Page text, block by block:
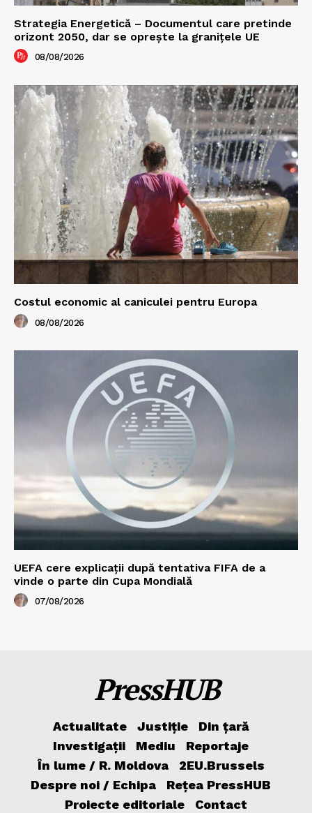
Strategia Energetică – Documentul care pretinde
orizont 2050, dar se oprește la granițele UE
08/08/2026
Costul economic al caniculei pentru Europa
08/08/2026
UEFA cere explicații după tentativa FIFA de a
vinde o parte din Cupa Mondială
07/08/2026
PressHUB
Actualitate Justiție
Din țară
Investigații
Mediu
Reportaje
În lume / R. Moldova
2EU.Brussels
Despre noi / Echipa
Rețea PressHUB
Proiecte editoriale
Contact